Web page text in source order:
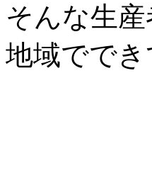
そんな生
地域でで